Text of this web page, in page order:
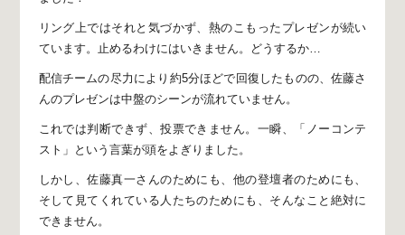
リング上ではそれと気づかず、 熱のこもったプレゼンが続い
ています。
止めるわけにはいきません。 どうするか…
配信チームの尽力により約5分ほどで回復したものの、佐藤さ
んのプレゼンは中盤のシーンが流れていません。
これでは判断できず、投票できません。 一瞬、「ノーコンテ
スト」という言葉が頭をよぎりました。
しかし、佐藤真一さんのためにも、他の登壇者のためにも、
そして見てくれている人たちのためにも、 そんなこと絶対に
できません。